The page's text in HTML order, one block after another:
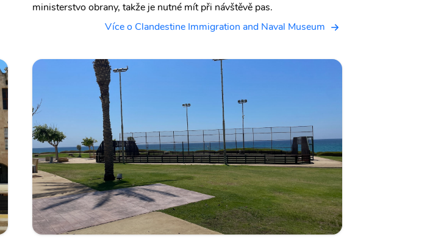
ministerstvo obrany, takže je nutné mít při návštěvě pas.
Více o Clandestine Immigration and Naval Museum